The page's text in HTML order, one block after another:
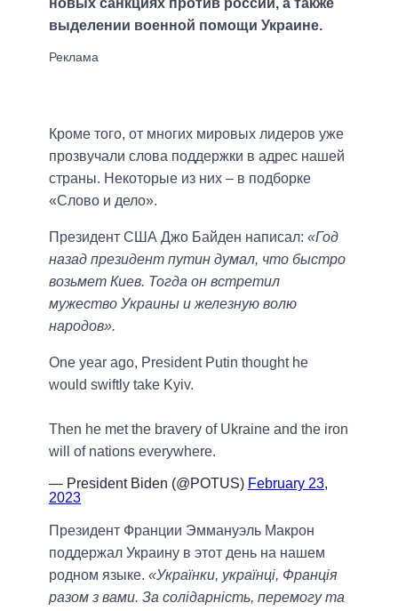
новых санкциях против россии, а также
выделении военной помощи Украине.
Кроме того, от многих мировых лидеров уже
прозвучали слова поддержки в адрес нашей
страны. Некоторые из них – в подборке
«Слово и дело».
Президент США Джо Байден написал: «Год
назад президент путин думал, что быстро
возьмет Киев. Тогда он встретил
мужество Украины и железную волю
народов».
One year ago, President Putin thought he
would swiftly take Kyiv.
Then he met the bravery of Ukraine and the iron
will of nations everywhere.
— President Biden (@POTUS) February 23,
2023
Президент Франции Эммануэль Макрон
поддержал Украину в этот день на нашем
родном языке. «Українки, українці, Франція
разом з вами. За солідарність, перемогу та